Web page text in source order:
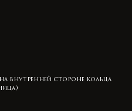
внутренней стороне кольца